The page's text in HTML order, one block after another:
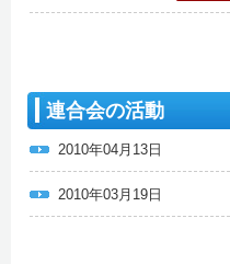
連合会の活動
2010年04月13日
2010年03月19日